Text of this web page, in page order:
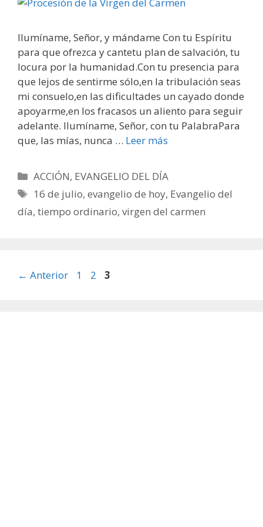
Ilumíname, Señor, y mándame Con tu Espíritu
para que ofrezca y cantetu plan de salvación, tu
locura por la humanidad.Con tu presencia para
que lejos de sentirme sólo,en la tribulación seas
mi consuelo,en las dificultades un cayado donde
apoyarme,en los fracasos un aliento para seguir
adelante. Ilumíname, Señor, con tu PalabraPara
que, las mías, nunca … Leer más
Categorías
ACCIÓN, EVANGELIO DEL DÍA
Etiquetas
16 de julio,evangelio de hoy, Evangelio del
día, tiempo ordinario, virgen del carmen
← Anterior Página
1 Página
2 Página
3